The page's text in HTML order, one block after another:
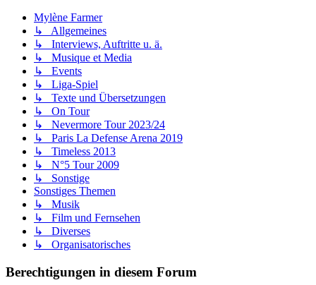
Mylène Farmer
↳ Allgemeines
↳ Interviews, Auftritte u. ä.
↳ Musique et Media
↳ Events
↳ Liga-Spiel
↳ Texte und Übersetzungen
↳ On Tour
↳ Nevermore Tour 2023/24
↳ Paris La Defense Arena 2019
↳ Timeless 2013
↳ N°5 Tour 2009
↳ Sonstige
Sonstiges Themen
↳ Musik
↳ Film und Fernsehen
↳ Diverses
↳ Organisatorisches
Berechtigungen in diesem Forum